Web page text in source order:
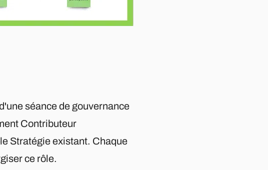
séance de gouvernance
Contributeur
Stratégie existant. Chaque
ce rôle.